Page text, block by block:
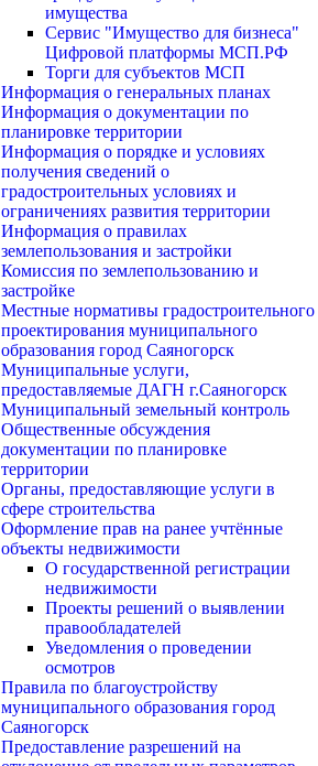
имущества
Сервис "Имущество для бизнеса"
Цифровой платформы МСП.РФ
Торги для субъектов МСП
Информация о генеральных планах
Информация о документации по
планировке территории
Информация о порядке и условиях
получения сведений о
градостроительных условиях и
ограничениях развития территории
Информация о правилах
землепользования и застройки
Комиссия по землепользованию и
застройке
Местные нормативы градостроительного
проектирования муниципального
образования город Саяногорск
Муниципальные услуги,
предоставляемые ДАГН г.Саяногорск
Муниципальный земельный контроль
Общественные обсуждения
документации по планировке
территории
Органы, предоставляющие услуги в
сфере строительства
Оформление прав на ранее учтённые
объекты недвижимости
О государственной регистрации
недвижимости
Проекты решений о выявлении
правообладателей
Уведомления о проведении
осмотров
Правила по благоустройству
муниципального образования город
Саяногорск
Предоставление разрешений на